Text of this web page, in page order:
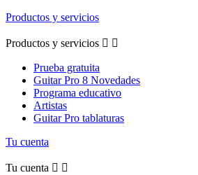
Productos y servicios
Productos y servicios  
Prueba gratuita
Guitar Pro 8 Novedades
Programa educativo
Artistas
Guitar Pro tablaturas
Tu cuenta
Tu cuenta  